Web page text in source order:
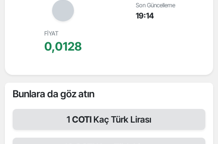
Son Güncelleme
19:14
FİYAT
0,0128
Bunlara da göz atın
1 COTI Kaç Türk Lirası